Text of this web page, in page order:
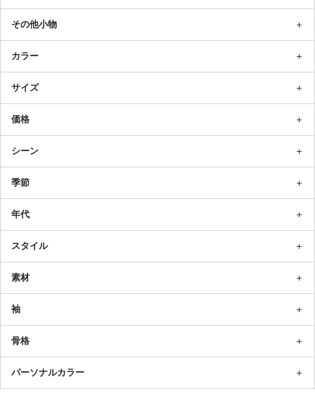
その他小物
カラー
サイズ
価格
シーン
季節
年代
スタイル
素材
袖
骨格
パーソナルカラー